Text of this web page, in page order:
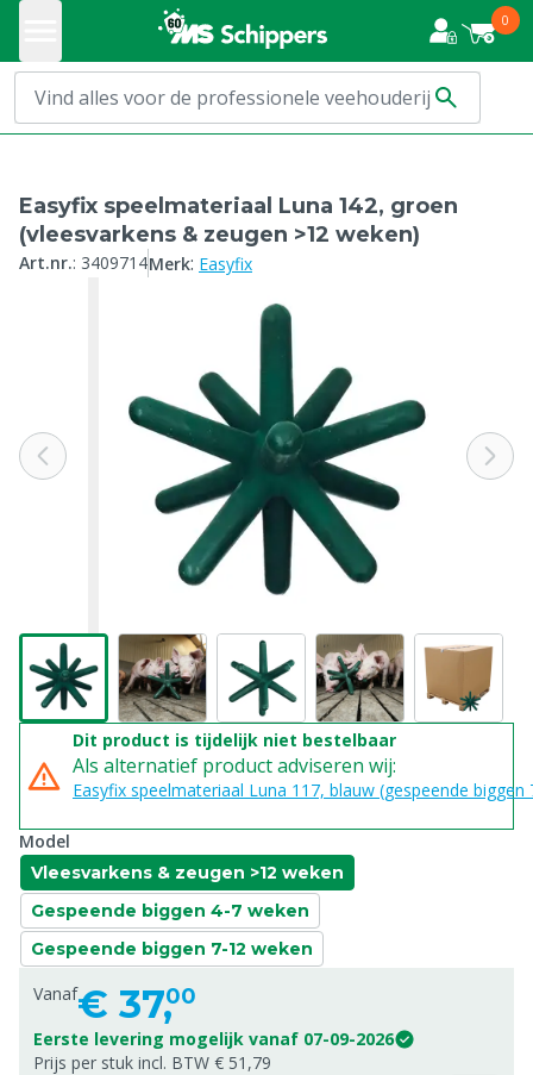
0
Easyfix speelmateriaal Luna 142, groen
(vleesvarkens & zeugen >12 weken)
Art.nr.: 3409714Merk: Easyfix
Dit product is tijdelijk niet bestelbaar
Als alternatief product adviseren wij:
Easyfix speelmateriaal Luna 117, blauw (gespeende biggen
Model
Vleesvarkens & zeugen >12 weken
Gespeende biggen 4-7 weken
Gespeende biggen 7-12 weken
Vanaf€ 37,00
Eerste levering mogelijk vanaf 07-09-2026
Prijs per stuk incl. BTW € 51,79